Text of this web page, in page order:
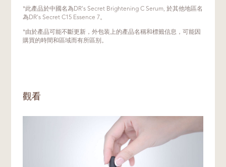
再逐漸加大使用頻率。
除了穩定配方外，溫熱的感覺還有助於緩解由
使用一段時間後，皮膚會自然適應，溫熱感會
再塗上充足的防曬霜。
C15精華液7是一款含有抗壞血酸的高效能維
生素C產品。抗壞血酸是一種能為皮膚提供許
中可能導致氧化，產品顏色可能會有所變化。
好習慣是在使用後立即擰緊瓶蓋，並將產品存
*此產品於中國名為DR's Secret Brightening C Serum, 於其他地區名
為DR's Secret C15 Essence 7。
*由於產品可能不斷更新，外包装上的產品名稱和標籤信息，可能因
購買的時間和區域而有所區别。
觀看